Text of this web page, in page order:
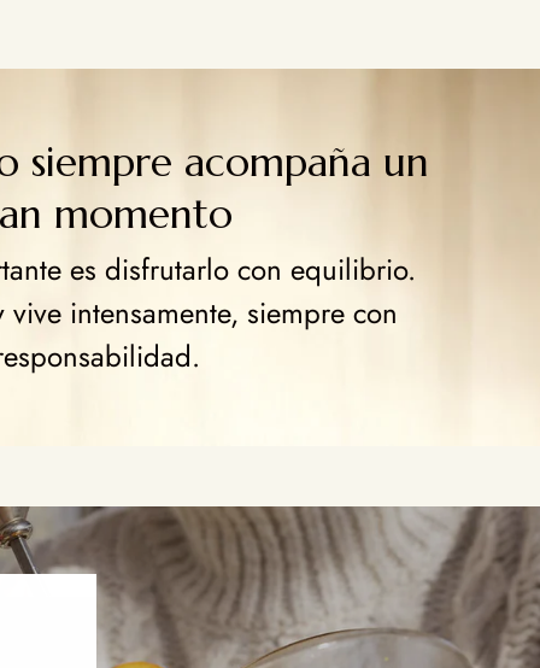
siempre acompaña un
momento
es disfrutarlo con equilibrio.
intensamente, siempre con